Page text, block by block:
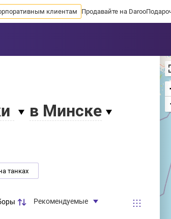
клиентам Продавайте на Daroo
в Минске
танках
Рекомендуемые